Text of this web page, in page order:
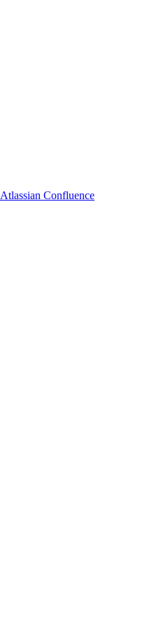
Atlassian Confluence